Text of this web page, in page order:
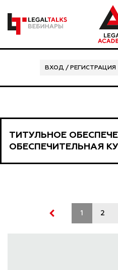
ВХОД / РЕГИСТРАЦИЯ
ТИТУЛЬНОЕ
ОБЕСПЕЧИТЕЛЬНАЯ
1 2